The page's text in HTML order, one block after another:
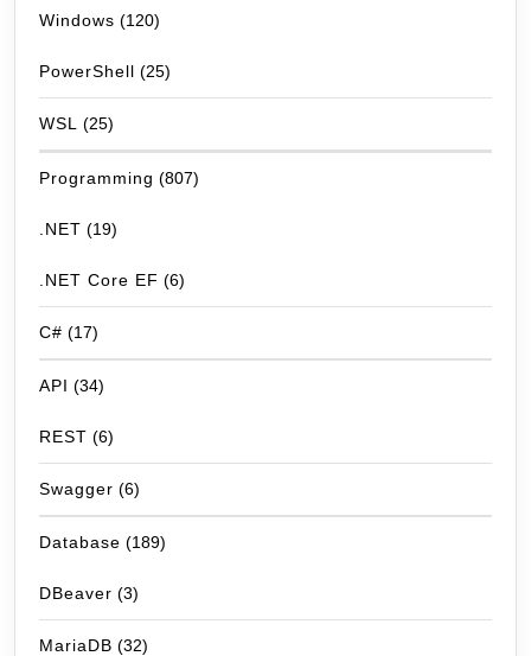
Windows (120)
PowerShell (25)
WSL (25)
Programming (807)
.NET (19)
.NET Core EF (6)
C# (17)
API (34)
REST (6)
Swagger (6)
Database (189)
DBeaver (3)
MariaDB (32)